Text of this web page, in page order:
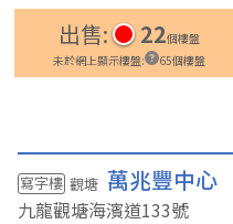
出售: 22個樓盤
未於網上顯示樓盤: 65個樓盤
寫字樓 觀塘 萬兆豐中心
九龍觀塘海濱道133號